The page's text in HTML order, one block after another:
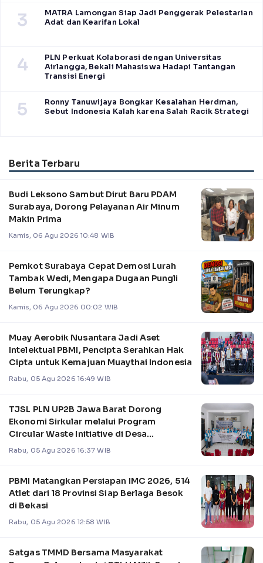
3
MATRA Lamongan Siap Jadi Penggerak Pelestarian
Adat dan Kearifan Lokal
4
PLN Perkuat Kolaborasi dengan Universitas
Airlangga, Bekali Mahasiswa Hadapi Tantangan
Transisi Energi
5
Ronny Tanuwijaya Bongkar Kesalahan Herdman,
Sebut Indonesia Kalah karena Salah Racik Strategi
Berita Terbaru
Budi Leksono Sambut Dirut Baru PDAM
Surabaya, Dorong Pelayanan Air Minum
Makin Prima
Kamis, 06 Agu 2026 10:48 WIB
Pemkot Surabaya Cepat Demosi Lurah
Tambak Wedi, Mengapa Dugaan Pungli
Belum Terungkap?
Kamis, 06 Agu 2026 00:02 WIB
Muay Aerobik Nusantara Jadi Aset
Intelektual PBMI, Pencipta Serahkan Hak
Cipta untuk Kemajuan Muaythai Indonesia
Rabu, 05 Agu 2026 16:49 WIB
TJSL PLN UP2B Jawa Barat Dorong
Ekonomi Sirkular melalui Program
Circular Waste Initiative di Desa
Cangkuang Wetan
Rabu, 05 Agu 2026 16:37 WIB
PBMI Matangkan Persiapan IMC 2026, 514
Atlet dari 18 Provinsi Siap Berlaga Besok
di Bekasi
Rabu, 05 Agu 2026 12:58 WIB
Satgas TMMD Bersama Masyarakat